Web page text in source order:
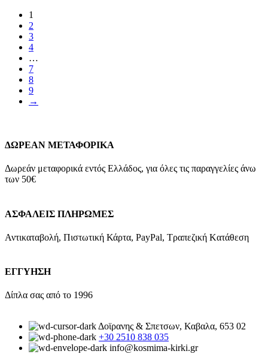
1
2
3
4
…
7
8
9
→
ΔΩΡΕΑΝ ΜΕΤΑΦΟΡΙΚΑ
Δωρεάν μεταφορικά εντός Ελλάδος, για όλες τις παραγγελίες άνω
των 50€
ΑΣΦΑΛΕΙΣ ΠΛΗΡΩΜΕΣ
Αντικαταβολή, Πιστωτική Κάρτα, PayPal, Τραπεζική Kατάθεση
ΕΓΓΥΗΣΗ
Δίπλα σας από το 1996
Δοϊρανης & Σπετσων, Καβαλα, 653 02
+30 2510 838 035
info@kosmima-kirki.gr